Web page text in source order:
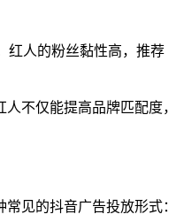
红人的粉丝黏性高，推荐
不仅能提高品牌匹配度，
见的抖音广告投放形式：